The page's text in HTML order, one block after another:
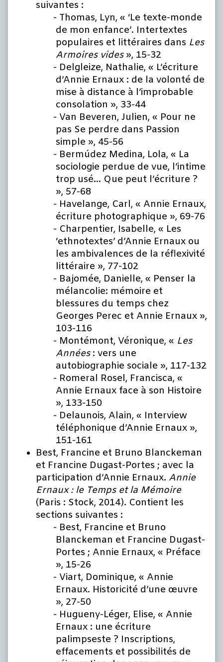
suivantes :
Thomas, Lyn, « ‘Le texte-monde
de mon enfance’. Intertextes
populaires et littéraires dans Les
Armoires vides», 15-32
Delgleize, Nathalie, « L’écriture
d’Annie Ernaux : de la volonté de
mise à distance à l’improbable
consolation », 33-44
Van Beveren, Julien, « Pour ne
pas Se perdre dans Passion
simple », 45-56
Bermúdez Medina, Lola, « La
sociologie perdue de vue, l’intime
trop usé… Que peut l’écriture ?
», 57-68
Havelange, Carl, « Annie Ernaux,
écriture photographique », 69-76
Charpentier, Isabelle, « Les
‘ethnotextes’ d’Annie Ernaux ou
les ambivalences de la réflexivité
littéraire », 77-102
Bajomée, Danielle, « Penser la
mélancolie: mémoire et
blessures du temps chez
Georges Perec et Annie Ernaux »,
103-116
Montémont, Véronique, « Les
Années: vers une
autobiographie sociale », 117-132
Romeral Rosel, Francisca, «
Annie Ernaux face à son Histoire
», 133-150
Delaunois, Alain, « Interview
téléphonique d’Annie Ernaux »,
151-161
Best, Francine et Bruno Blanckeman
et Francine Dugast-Portes ; avec la
participation d’Annie Ernaux. Annie
Ernaux : le Temps et la Mémoire
(Paris : Stock, 2014). Contient les
sections suivantes :
Best, Francine et Bruno
Blanckeman et Francine Dugast-
Portes ; Annie Ernaux, « Préface
», 15-26
Viart, Dominique, « Annie
Ernaux. Historicité d’une œuvre
», 27-50
Hugueny-Léger, Elise, « Annie
Ernaux : une écriture
palimpseste ? Inscriptions,
effacements et possibilités de